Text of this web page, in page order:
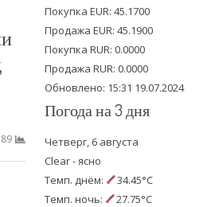
e
r
o
o
k
b
e
Покупка EUR: 45.1700
Продажа EUR: 45.1900
Покупка RUR: 0.0000
Продажа RUR: 0.0000
Обновлено: 15:31 19.07.2024
Погода на 3 дня
Четверг, 6 августа
Clear - ясно
Темп. днём:
34.45°C
Темп. ночь:
27.75°C